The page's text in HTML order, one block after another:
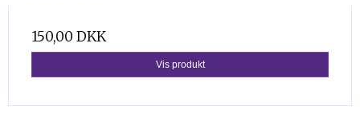
150,00 DKK
Vis produkt